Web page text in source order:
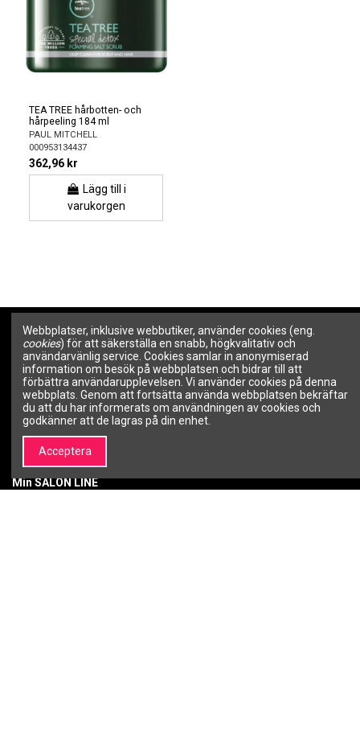
TEA TREE hårbotten- och
hårpeeling 184 ml
PAUL MITCHELL
000953134437
362,96 kr
Lägg till i
varukorgen
Om SALON LINE
Om SALON LINE
Varumärken | Professionell
kosmetik och
skönhetsvarumärken –
SALON LINE
Kontakta oss
Information
Allmänna villkor
Integritetspolicy
Betalningsmetoder
Leveranssätt
Min SALON LINE
Webbplatser, inklusive webbutiker, använder cookies (eng.
cookies) för att säkerställa en snabb, högkvalitativ och
användarvänlig service. Cookies samlar in anonymiserad
information om besök på webbplatsen och bidrar till att
förbättra användarupplevelsen. Vi använder cookies på denna
webbplats. Genom att fortsätta använda webbplatsen bekräftar
du att du har informerats om användningen av cookies och
godkänner att de lagras på din enhet.
Acceptera